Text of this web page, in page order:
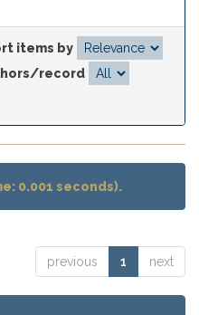
items by
record
0.001 seconds).
previous 1 next